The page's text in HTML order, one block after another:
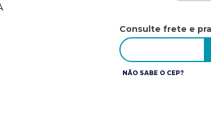
Consulte frete e
NÃO SABE O CEP?